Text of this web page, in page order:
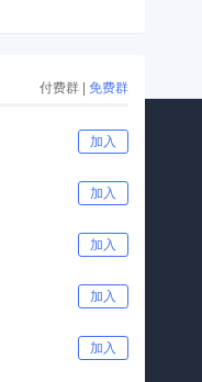
付费群 | 免费群
加入
加入
加入
加入
加入
视频号